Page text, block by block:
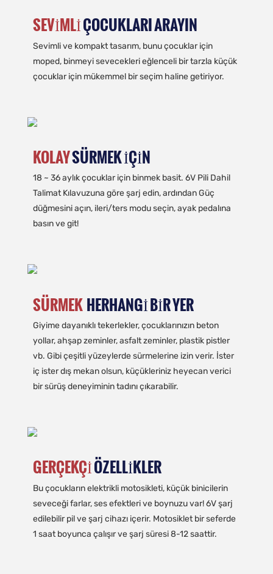
SEVIMLIÇOCUKLARI ARAYIN
Sevimli ve kompakt tasarım, bunu çocuklar için
moped, binmeyi sevecekleri eğlenceli bir tarzla küçük
çocuklar için mükemmel bir seçim haline getiriyor.
KOLAYSÜRMEK IÇIN
18 ~ 36 aylık çocuklar için binmek basit. 6V Pili Dahil
Talimat Kılavuzuna göre şarj edin, ardından Güç
düğmesini açın, ileri/ters modu seçin, ayak pedalına
basın ve git!
SÜRMEKHERHANGI BIR YER
Giyime dayanıklı tekerlekler, çocuklarınızın beton
yollar, ahşap zeminler, asfalt zeminler, plastik pistler
vb. Gibi çeşitli yüzeylerde sürmelerine izin verir. İster
iç ister dış mekan olsun, küçükleriniz heyecan verici
bir sürüş deneyiminin tadını çıkarabilir.
GERÇEKÇIÖZELLIKLER
Bu çocukların elektrikli motosikleti, küçük binicilerin
seveceği farlar, ses efektleri ve boynuzu var! 6V şarj
edilebilir pil ve şarj cihazı içerir. Motosiklet bir seferde
1 saat boyunca çalışır ve şarj süresi 8-12 saattir.